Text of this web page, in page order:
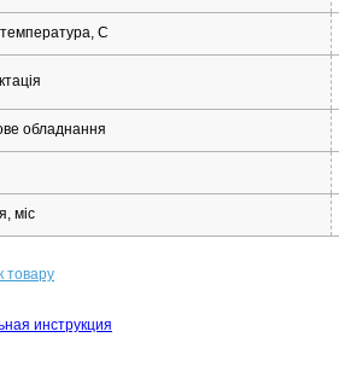
С
обладнання
міс
товару
инструкция